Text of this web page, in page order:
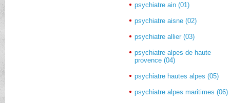
psychiatre ain (01)
psychiatre aisne (02)
psychiatre allier (03)
psychiatre alpes de haute
provence (04)
psychiatre hautes alpes (05)
psychiatre alpes maritimes (06)